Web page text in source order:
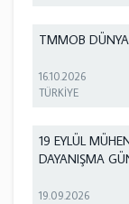
TMMOB
16.10.2026
TÜRKİYE
19 EYLÜL
DAYANIŞMA
19.09.2026